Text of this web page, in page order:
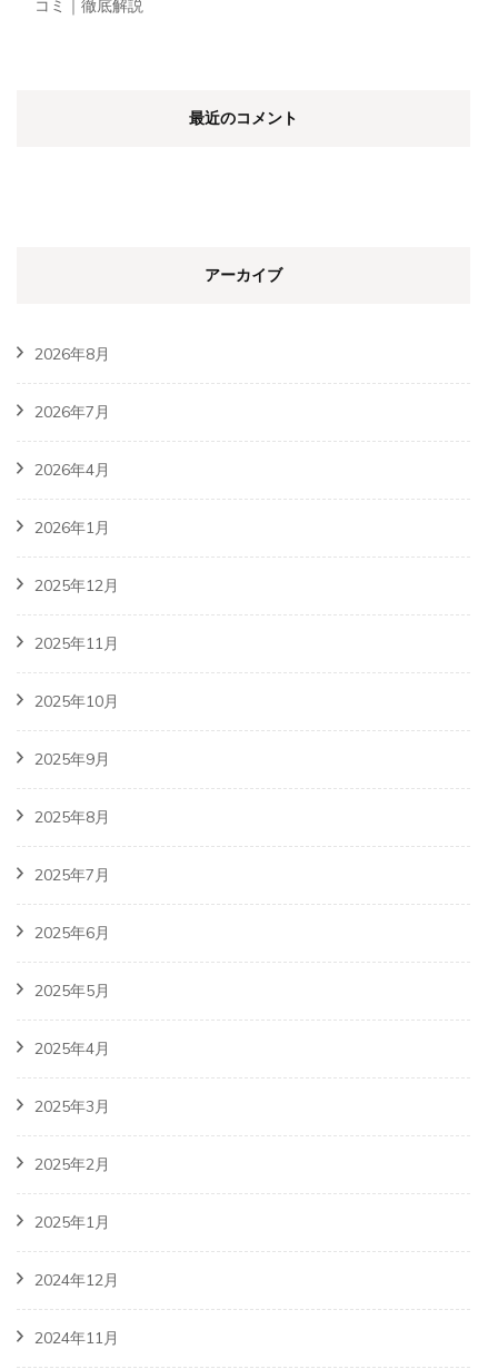
コミ｜徹底解説
最近のコメント
アーカイブ
2026年8月
2026年7月
2026年4月
2026年1月
2025年12月
2025年11月
2025年10月
2025年9月
2025年8月
2025年7月
2025年6月
2025年5月
2025年4月
2025年3月
2025年2月
2025年1月
2024年12月
2024年11月